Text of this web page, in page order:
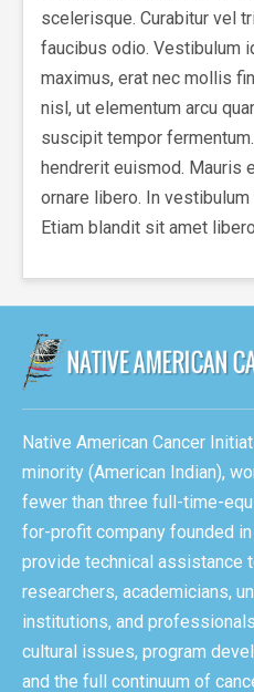
scelerisque. Curabitur vel
faucibus odio. Vestibulum
maximus, erat nec mollis
nisl, ut elementum arcu
suscipit tempor
hendrerit euismod. Mauris
ornare libero. In
Etiam blandit sit amet
Native American Cancer
minority (American Indian),
fewer than three full-time-
for-profit company founded
provide technical assistance
researchers, academicians,
institutions, and
cultural issues, program
and the full continuum of